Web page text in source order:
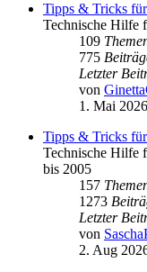
Tipps & Tricks
Technische Hilfe
109
775
Letzter
von
1. Mai
Tipps & Tricks
Technische Hilfe
bis 2005
157
1273
Letzter
von
2. Aug